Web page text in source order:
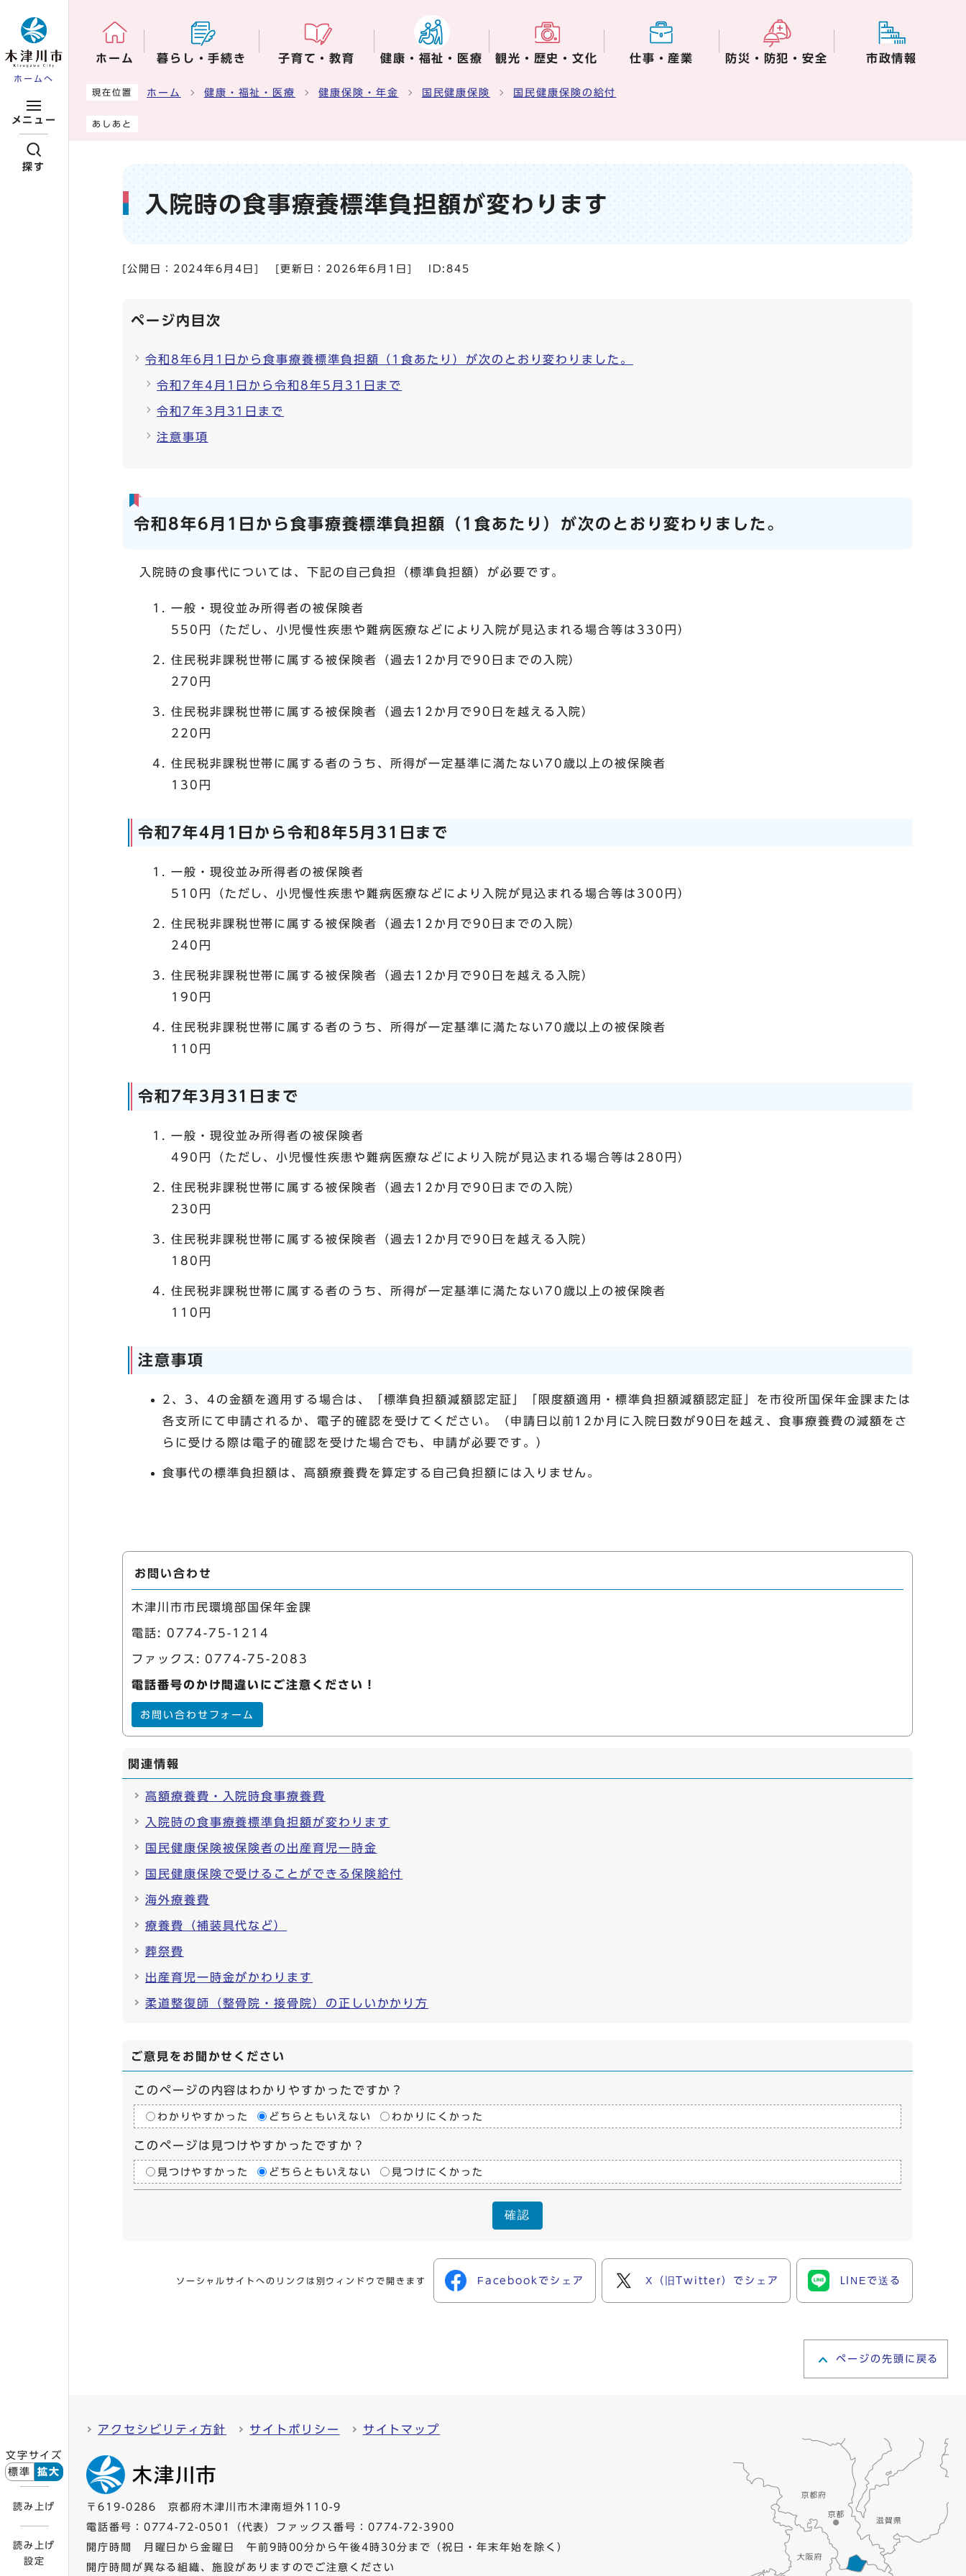
ホームへ
メニュー
探す
文字サイズ
標準
拡大
読み上げ
読み上げ
設定
ホーム 暮らし・手続き 子育て・教育 健康・福祉・医療 観光・歴史・文化 仕事・産業 防災・防犯・安全 市政情報
ここから本文です
現在位置 ホーム 健康・福祉・医療 健康保険・年金 国民健康保険 国民健康保険の給付
あしあと
入院時の食事療養標準負担額が変わります
[公開日： 2024年6月4日 [更新日： 2026年6月1日 ID:845
ページ内目次
令和8年6月1日から食事療養標準負担額（1食あたり）が次のとおり変わりました。
令和7年4月1日から令和8年5月31日まで
令和7年3月31日まで
注意事項
令和8年6月1日から食事療養標準負担額（1食あたり）が次のとおり変わりました。
入院時の食事代については、下記の自己負担（標準負担額）が必要です。
一般・現役並み所得者の被保険者
550円（ただし、小児慢性疾患や難病医療などにより入院が見込まれる場合等は330円）
住民税非課税世帯に属する被保険者（過去12か月で90日までの入院）
270円
住民税非課税世帯に属する被保険者（過去12か月で90日を越える入院）
220円
住民税非課税世帯に属する者のうち、所得が一定基準に満たない70歳以上の被保険者
130円
令和7年4月1日から令和8年5月31日まで
一般・現役並み所得者の被保険者
510円（ただし、小児慢性疾患や難病医療などにより入院が見込まれる場合等は300円）
住民税非課税世帯に属する被保険者（過去12か月で90日までの入院）
240円
住民税非課税世帯に属する被保険者（過去12か月で90日を越える入院）
190円
住民税非課税世帯に属する者のうち、所得が一定基準に満たない70歳以上の被保険者
110円
令和7年3月31日まで
一般・現役並み所得者の被保険者
490円（ただし、小児慢性疾患や難病医療などにより入院が見込まれる場合等は280円）
住民税非課税世帯に属する被保険者（過去12か月で90日までの入院）
230円
住民税非課税世帯に属する被保険者（過去12か月で90日を越える入院）
180円
住民税非課税世帯に属する者のうち、所得が一定基準に満たない70歳以上の被保険者
110円
注意事項
2、3、4の金額を適用する場合は、「標準負担額減額認定証」「限度額適用・標準負担額減額認定証」を市役所国保年金課または
各支所にて申請されるか、電子的確認を受けてください。（申請日以前12か月に入院日数が90日を越え、食事療養費の減額をさ
らに受ける際は電子的確認を受けた場合でも、申請が必要です。）
食事代の標準負担額は、高額療養費を算定する自己負担額には入りません。
お問い合わせ
木津川市市民環境部国保年金課
電話: 0774-75-1214
ファックス: 0774-75-2083
電話番号のかけ間違いにご注意ください！
お問い合わせフォーム
関連情報
高額療養費・入院時食事療養費
入院時の食事療養標準負担額が変わります
国民健康保険被保険者の出産育児一時金
国民健康保険で受けることができる保険給付
海外療養費
療養費（補装具代など）
葬祭費
出産育児一時金がかわります
柔道整復師（整骨院・接骨院）の正しいかかり方
ご意見をお聞かせください
このページの内容はわかりやすかったですか？
わかりやすかった どちらともいえない わかりにくかった
このページは見つけやすかったですか？
見つけやすかった どちらともいえない 見つけにくかった
確認
ソーシャルサイトへのリンクは別ウィンドウで開きます Facebookでシェア X（旧Twitter）でシェア LINEで送る
ページの先頭に戻る
アクセシビリティ方針 サイトポリシー サイトマップ
〒619-0286 京都府木津川市木津南垣外110-9
電話番号： 0774-72-0501
（代表）ファックス番号：0774-72-3900
開庁時間 月曜日から金曜日 午前9時00分から午後4時30分まで（祝日・年末年始を除く）
開庁時間が異なる組織、施設がありますのでご注意ください